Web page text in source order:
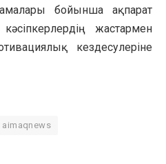
бойынша ақпарат
жастармен
кездесулеріне
aimaqnews